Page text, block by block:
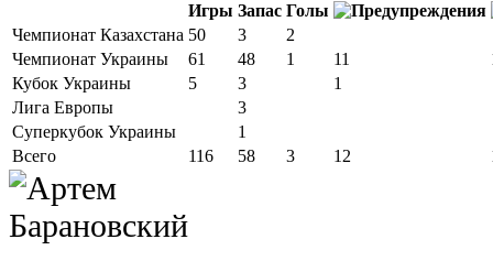
Игры Запас Голы
Чемпионат Казахстана 50 3
2
Чемпионат Украины
61 48 1 11
Кубок Украины
5 3
1
Лига Европы
3
Суперкубок Украины
1
Всего
116 58 3 12